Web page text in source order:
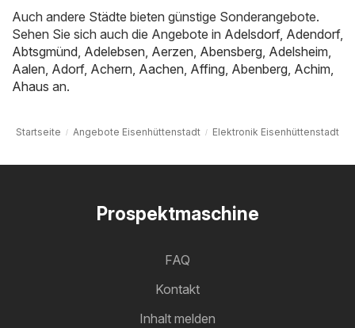
Auch andere Städte bieten günstige Sonderangebote.
Sehen Sie sich auch die Angebote in Adelsdorf, Adendorf,
Abtsgmünd Adelebsen Aerzen Abensberg Adelsheim
Aalen Adorf, Achern Aachen Affing Abenberg Achim
Ahaus an.
Startseite Angebote Eisenhüttenstadt Elektronik Eisenhüttenstadt
Prospektmaschine
FAQ
Kontakt
Inhalt melden